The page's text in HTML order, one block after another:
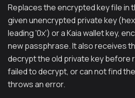
Replaces the encrypted key file in
given unencrypted private key
leading '0x') or a Kaia wallet key,
new passphrase. It also receives
decrypt the old private key before
failed to decrypt, or can not find
throws an error.